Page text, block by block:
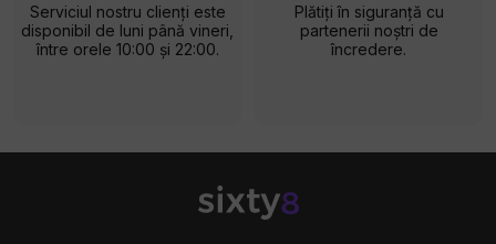
Serviciul nostru clienți este
disponibil de luni până vineri,
între orele 10:00 și 22:00.
Plătiți în siguranță cu
partenerii noștri de
încredere.